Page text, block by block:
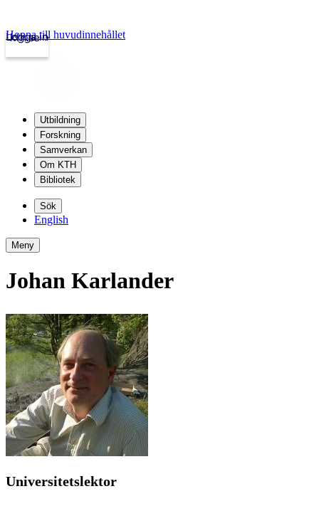
kth.se
Logga in
Hoppa till huvudinnehållet
Utbildning
Forskning
Samverkan
Om KTH
Bibliotek
Sök
English
Meny
Johan Karlander
Universitetslektor